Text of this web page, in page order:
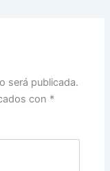
será publicada.
con *